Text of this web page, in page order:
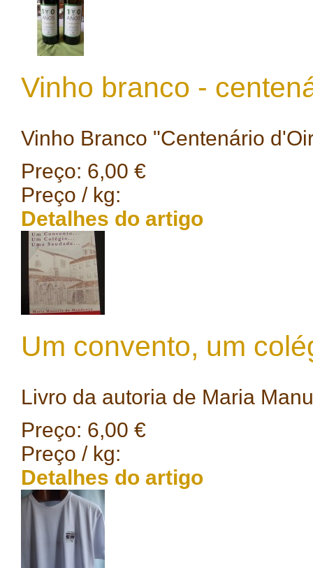
Vinho branco -
Vinho Branco "Centenário
Preço: 6,00 €
Preço / kg:
Detalhes do artigo
Um convento, um
Livro da autoria de Maria
Preço: 6,00 €
Preço / kg:
Detalhes do artigo